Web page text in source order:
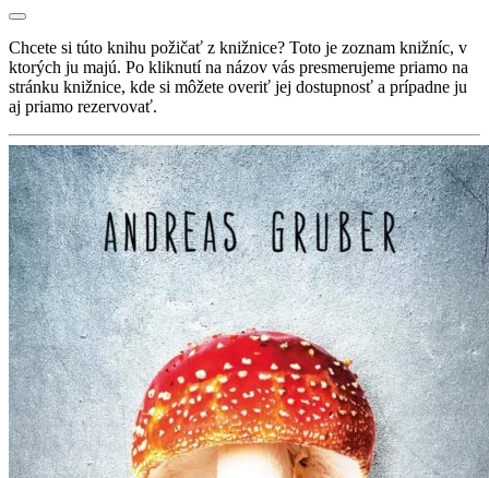
Chcete si túto knihu požičať z knižnice? Toto je zoznam knižníc, v
ktorých ju majú. Po kliknutí na názov vás presmerujeme priamo na
stránku knižnice, kde si môžete overiť jej dostupnosť a prípadne ju
aj priamo rezervovať.